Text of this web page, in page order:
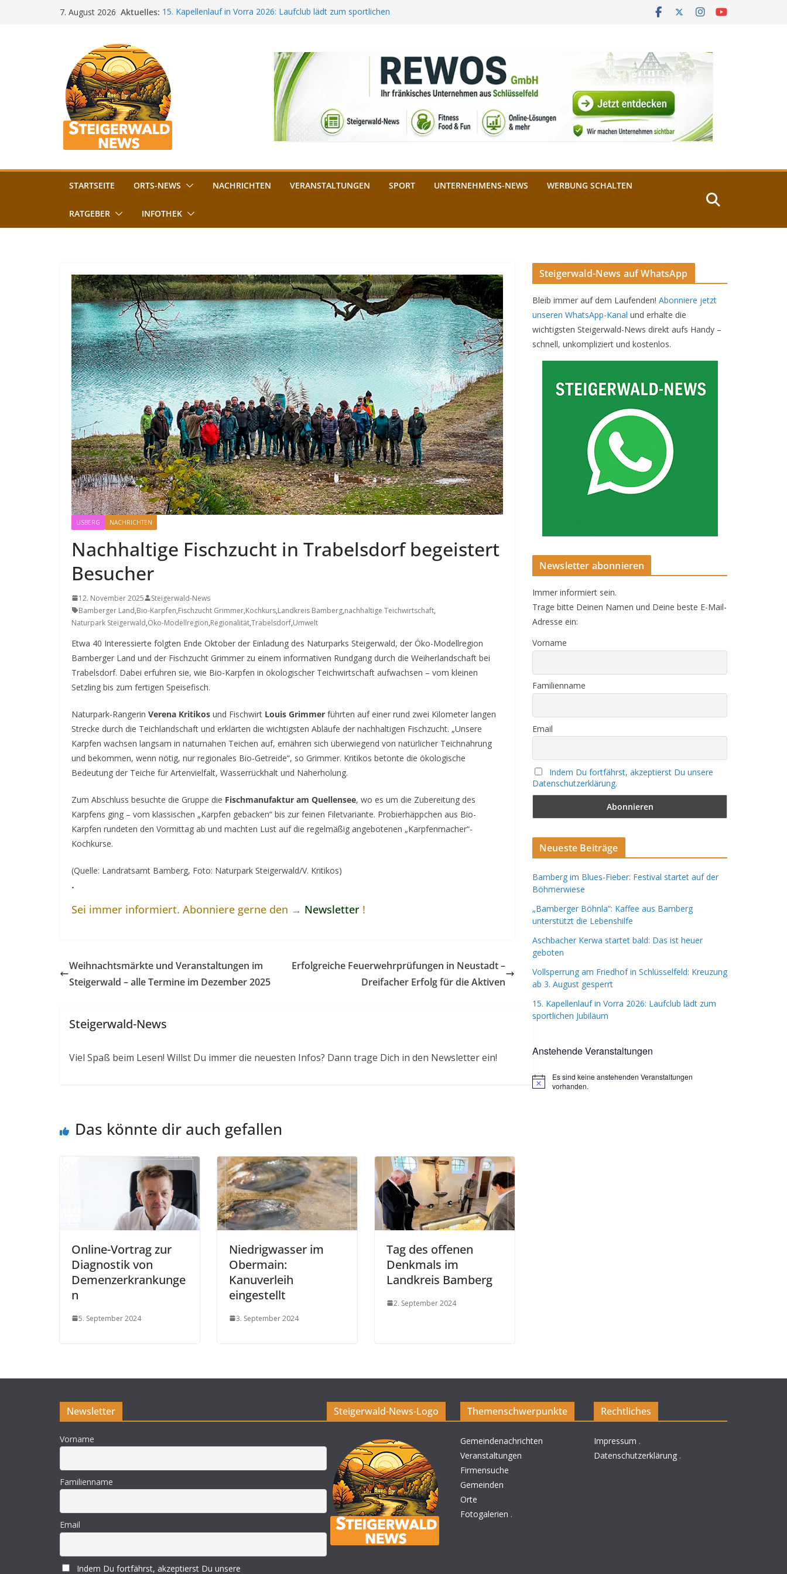
7. August 2026 Aktuelles: 15. Kapellenlauf in Vorra 2026: Laufclub lädt zum sportlichen
„Bamberger Böhnla“: Kaffee aus Bamberg unterstützt die
Lebenshilfe
Aschbacher Kerwa startet bald: Das ist heuer geboten
Vollsperrung am Friedhof in Schlüsselfeld: Kreuzung ab 3.
August gesperrt
STARTSEITE ORTS-NEWS NACHRICHTEN VERANSTALTUNGEN SPORT UNTERNEHMENS-NEWS WERBUNG SCHALTEN
RATGEBER INFOTHEK
LISBERG NACHRICHTEN
Nachhaltige Fischzucht in Trabelsdorf begeistert
Besucher
12. November 2025
Steigerwald-News
Bamberger Land,Bio-Karpfen,Fischzucht Grimmer,Kochkurs,Landkreis Bamberg,nachhaltige Teichwirtschaft,
Naturpark Steigerwald,Öko-Modellregion,Regionalität,Trabelsdorf,Umwelt
Etwa 40 Interessierte folgten Ende Oktober der Einladung des Naturparks Steigerwald, der Öko-Modellregion
Bamberger Land und der Fischzucht Grimmer zu einem informativen Rundgang durch die Weiherlandschaft bei
Trabelsdorf. Dabei erfuhren sie, wie Bio-Karpfen in ökologischer Teichwirtschaft aufwachsen – vom kleinen
Setzling bis zum fertigen Speisefisch.
Naturpark-Rangerin Verena Kritikos und Fischwirt Louis Grimmer führten auf einer rund zwei Kilometer langen
Strecke durch die Teichlandschaft und erklärten die wichtigsten Abläufe der nachhaltigen Fischzucht. „Unsere
Karpfen wachsen langsam in naturnahen Teichen auf, ernähren sich überwiegend von natürlicher Teichnahrung
und bekommen, wenn nötig, nur regionales Bio-Getreide“, so Grimmer. Kritikos betonte die ökologische
Bedeutung der Teiche für Artenvielfalt, Wasserrückhalt und Naherholung.
Zum Abschluss besuchte die Gruppe die Fischmanufaktur am Quellensee, wo es um die Zubereitung des
Karpfens ging – vom klassischen „Karpfen gebacken“ bis zur feinen Filetvariante. Probierhäppchen aus Bio-
Karpfen rundeten den Vormittag ab und machten Lust auf die regelmäßig angebotenen „Karpfenmacher“-
Kochkurse.
(Quelle: Landratsamt Bamberg, Foto: Naturpark Steigerwald/V. Kritikos)
.
Sei immer informiert. Abonniere gerne den → Newsletter !
Weihnachtsmärkte und Veranstaltungen im
Steigerwald – alle Termine im Dezember 2025
Erfolgreiche Feuerwehrprüfungen in Neustadt –
Dreifacher Erfolg für die Aktiven
Steigerwald-News
Viel Spaß beim Lesen! Willst Du immer die neuesten Infos? Dann trage Dich in den Newsletter ein!
Das könnte dir auch gefallen
Online-Vortrag zur
Diagnostik von
Demenzerkrankunge
n
5. September 2024
Niedrigwasser im
Obermain:
Kanuverleih
eingestellt
3. September 2024
Tag des offenen
Denkmals im
Landkreis Bamberg
2. September 2024
Steigerwald-News auf WhatsApp
Bleib immer auf dem Laufenden! Abonniere jetzt
unseren WhatsApp-Kanal und erhalte die
wichtigsten Steigerwald-News direkt aufs Handy –
schnell, unkompliziert und kostenlos.
Newsletter abonnieren
Immer informiert sein.
Trage bitte Deinen Namen und Deine beste E-Mail-
Adresse ein:
Vorname
Familienname
Email
Indem Du fortfährst, akzeptierst Du unsere
Datenschutzerklärung.
Neueste Beiträge
Bamberg im Blues-Fieber: Festival startet auf der
Böhmerwiese
„Bamberger Böhnla“: Kaffee aus Bamberg
unterstützt die Lebenshilfe
Aschbacher Kerwa startet bald: Das ist heuer
geboten
Vollsperrung am Friedhof in Schlüsselfeld: Kreuzung
ab 3. August gesperrt
15. Kapellenlauf in Vorra 2026: Laufclub lädt zum
sportlichen Jubiläum
Anstehende Veranstaltungen
H
Es sind keine anstehenden Veranstaltungen
vorhanden.
Newsletter
Vorname
Familienname
Email
Indem Du fortfährst, akzeptierst Du unsere
Steigerwald-News-Logo Themenschwerpunkte
Gemeindenachrichten
Veranstaltungen
Firmensuche
Gemeinden
Orte
Fotogalerien .
Rechtliches
Impressum .
Datenschutzerklärung .